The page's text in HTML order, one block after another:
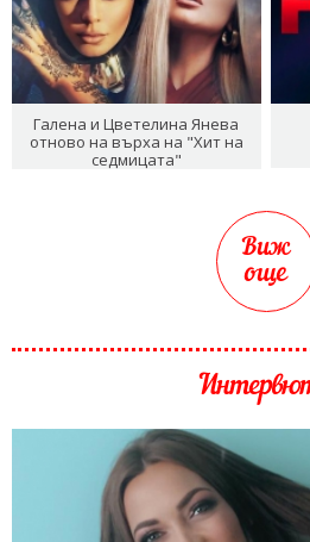
Галена и Цветелина Янева
отново на върха на "Хит на
седмицата"
Виж
още